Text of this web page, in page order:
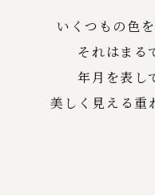
いくつもの色
それはまる
年月を表し
美しく見える重